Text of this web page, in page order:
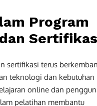
Program
sertifikasi terus
teknologi dan kebutuhan
online dan
pelatihan membantu